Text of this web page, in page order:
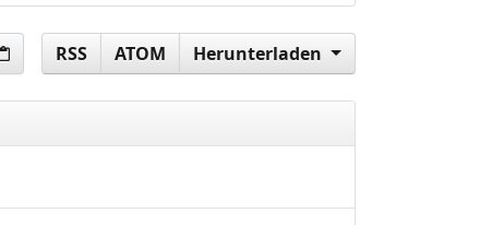
RSS ATOM Herunterladen